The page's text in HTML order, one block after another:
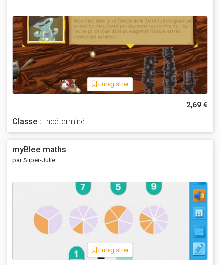
Enregistrer
2,69 €
Classe : Indéterminé
myBlee maths
par Super-Julie
Enregistrer